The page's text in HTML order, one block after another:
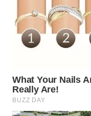
Para evitar odor
depois do uso,
e não guarde
hortelã funciona